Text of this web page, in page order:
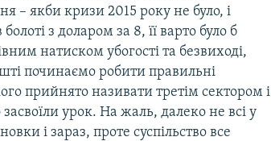
– якби кризи 2015 року не було, і
з доларом за 8, її варто було б
натиском убогості та безвиході,
починаємо робити правильні
прийнято називати третім сектором і
урок. На жаль, далеко не всі у
і зараз, проте суспільство все